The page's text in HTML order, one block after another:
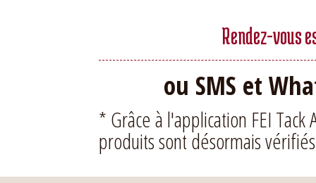
Rendez-vous
ou SMS et
* Grâce à l'application FEI
produits sont désormais